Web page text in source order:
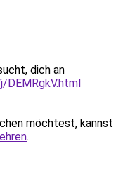
dich an
möchtest, kannst
.